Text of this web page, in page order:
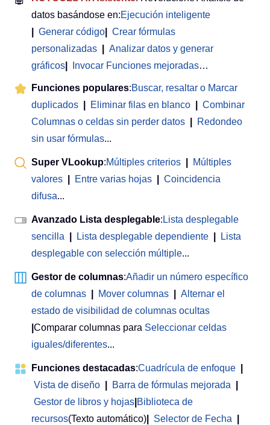
datos basándose en:Ejecución inteligente
Generar código
Crear fórmulas
personalizadas
Analizar datos y generar
gráficos
Invocar Funciones mejoradas…
Funciones populares:Buscar, resaltar o Marcar
duplicados
Eliminar filas en blanco
Combinar
Columnas o celdas sin perder datos
Redondeo
sin usar fórmulas...
Super VLookup:Múltiples criterios
Múltiples
valores
Entre varias hojas
Coincidencia
difusa...
Avanzado Lista desplegable: Lista desplegable
sencilla
Lista desplegable dependiente
Lista
desplegable con selección múltiple...
Gestor de columnas:Añadir un número específico
de columnas
Mover columnas
Alternar el
estado de visibilidad de columnas ocultas
Comparar columnas para Seleccionar celdas
iguales/diferentes...
Funciones destacadas:Cuadrícula de enfoque
Vista de diseño
Barra de fórmulas mejorada
Gestor de libros y hojas Biblioteca de
recursos(Texto automático) Selector de Fecha